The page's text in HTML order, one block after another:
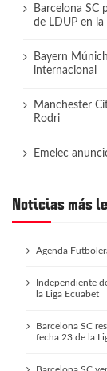
Barcelona SC
de LDUP en
Bayern
internacional
Manchester
Rodri
Emelec
Noticias más
Agenda
Independiente
la Liga Ecuabet
Barcelona SC
fecha 23 de la